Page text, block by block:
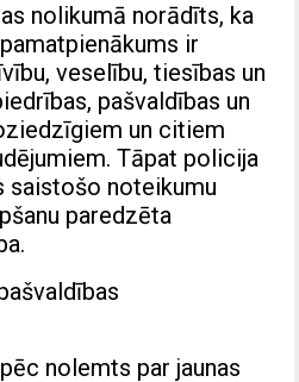
nolikumā norādīts, ka
ir
veselību, tiesības un
pašvaldības un
un citiem
Tāpat policija
saistošo noteikumu
paredzēta
nolemts par jaunas